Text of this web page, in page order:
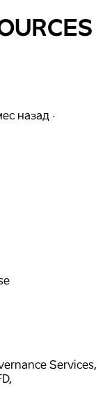
назад ·
Services,